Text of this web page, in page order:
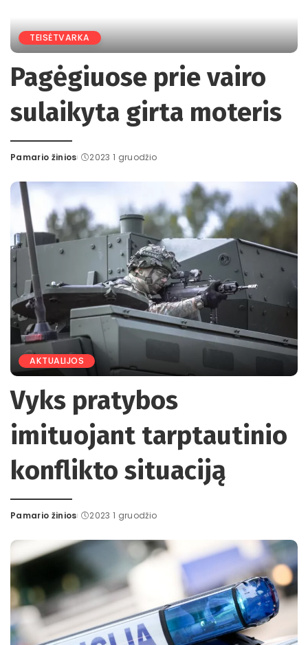
TEISĖTVARKA
Pagėgiuose prie vairo
sulaikyta girta moteris
Posted
Pamario žinios 2023 1 gruodžio
AKTUALIJOS
Vyks pratybos
imituojant tarptautinio
konflikto situaciją
Posted
Pamario žinios 2023 1 gruodžio